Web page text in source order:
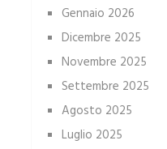
Gennaio 2026
Dicembre 2025
Novembre 2025
Settembre 2025
Agosto 2025
Luglio 2025